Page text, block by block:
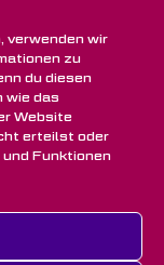
verwenden wir
zu
du diesen
wie das
Website
erteilst oder
Funktionen